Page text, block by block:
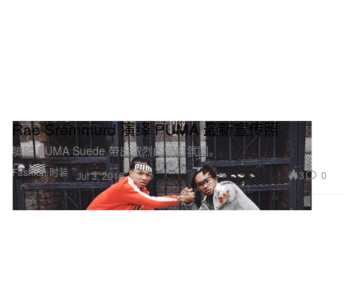
Fashion 时装
Rae Sremmurd 演绎 PUMA 最新宣传照
脚踏 PUMA Suede 带出浓烈的怀旧氛围。
Jul 3, 2016 3 0